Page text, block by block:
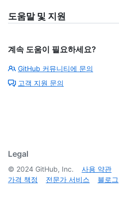
도움말 및 지원
계속 도움이 필요하세요?
GitHub 커뮤니티에 문의
고객 지원 문의
Legal
© 2024 GitHub, Inc. 사용 약관
가격 책정
전문가 서비스 블로그